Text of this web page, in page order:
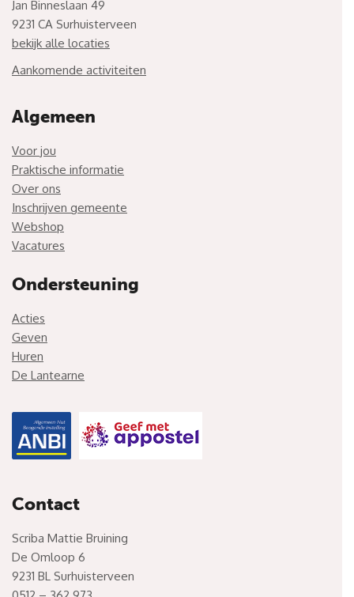
Jan Binneslaan 49
9231 CA Surhuisterveen
bekijk alle locaties
Aankomende activiteiten
Algemeen
Voor jou
Praktische informatie
Over ons
Inschrijven gemeente
Webshop
Vacatures
Ondersteuning
Acties
Geven
Huren
De Lantearne
Contact
Scriba Mattie Bruining
De Omloop 6
9231 BL Surhuisterveen